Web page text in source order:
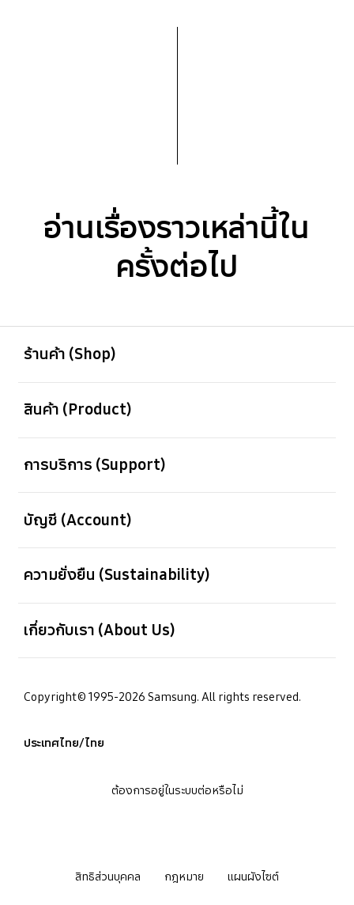
อ่านเรื่องราวเหล่านี้ใน
ครั้งต่อไป
ร้านค้า (Shop)
สินค้า (Product)
การบริการ (Support)
บัญชี (Account)
ความยั่งยืน (Sustainability)
เกี่ยวกับเรา (About Us)
Copyright© 1995-2026 Samsung. All rights reserved.
ประเทศไทย/ไทย
สิทธิส่วนบุคคล กฎหมาย แผนผังไซต์
ต้องการอยู่ในระบบต่อหรือไม่